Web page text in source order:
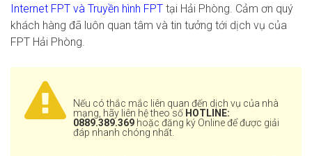
Internet FPT và Truyền hình FPT tại Hải Phòng. Cảm ơn quý
khách hàng đã luôn quan tâm và tin tưởng tới dịch vụ của
FPT Hải Phòng.
Nếu có thắc mắc liên quan đến dịch vụ của nhà
mạng, hãy liên hệ theo số HOTLINE:
0889.389.369 hoặc đăng ký Online để được giải
đáp nhanh chóng nhất.